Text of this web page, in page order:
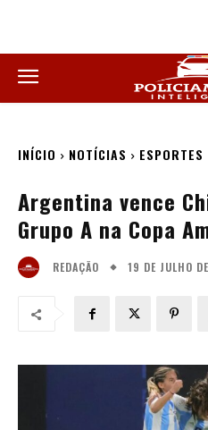
INÍCIO NOTÍCIAS ESPORTES
Argentina vence
Grupo A na Copa
REDAÇÃO 19 DE JULHO